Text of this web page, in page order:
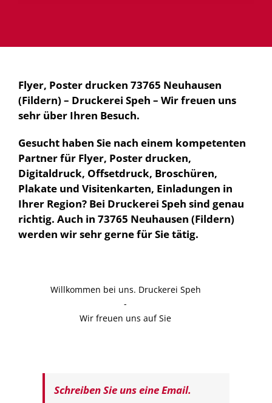
Flyer, Poster drucken 73765 Neuhausen
(Fildern) – Druckerei Speh – Wir freuen uns
sehr über Ihren Besuch.
Gesucht haben Sie nach einem kompetenten
Partner für Flyer, Poster drucken,
Digitaldruck, Offsetdruck, Broschüren,
Plakate und Visitenkarten, Einladungen in
Ihrer Region? Bei Druckerei Speh sind genau
richtig. Auch in 73765 Neuhausen (Fildern)
werden wir sehr gerne für Sie tätig.
Willkommen bei uns. Druckerei Speh
-
Wir freuen uns auf Sie
Schreiben Sie uns eine Email.